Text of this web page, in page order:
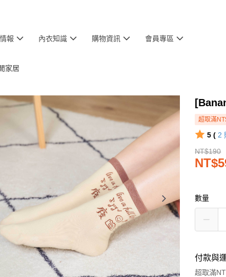
報 內衣知識 購物資訊 會員專區
家居
超取滿
5 ( 2
NT$190
數量
付款與
超取滿